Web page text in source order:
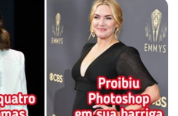
e tudo mais lá do passado. Com isso
nos corações dos fãs que não deixaram
referências dos filmes nos episódios